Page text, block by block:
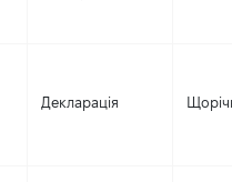
Декларація